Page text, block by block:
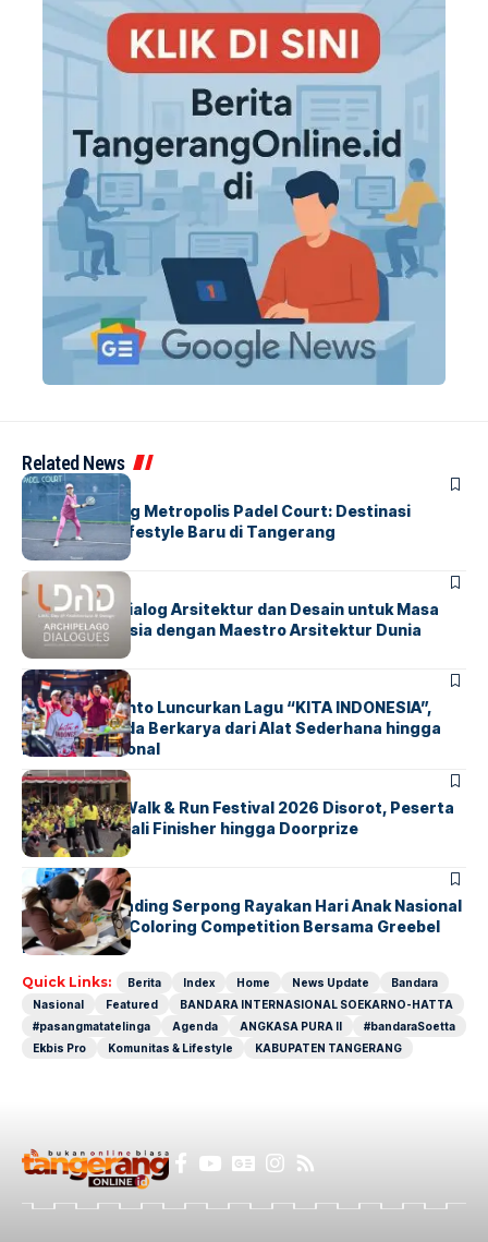
Related News
BERITAHOME
Grand Opening Metropolis Padel Court: Destinasi
Olahraga & Lifestyle Baru di Tangerang
BERITAHOME
LDAD 2026: Dialog Arsitektur dan Desain untuk Masa
Depan Indonesia dengan Maestro Arsitektur Dunia
BERITAINDEX
Marissa Sutanto Luncurkan Lagu “KITA INDONESIA”,
Ajak Anak Muda Berkarya dari Alat Sederhana hingga
Musik Tradisional
BERITAINDEX
Tangsel Fun Walk & Run Festival 2026 Disorot, Peserta
Keluhkan Medali Finisher hingga Doorprize
BERITAINDEX
Atria Hotel Gading Serpong Rayakan Hari Anak Nasional
Lewat Family Coloring Competition Bersama Greebel
Indonesia
Quick Links: Berita Index Home News Update
Bandara
Nasional
Featured
BANDARA INTERNASIONAL SOEKARNO-HATTA
#pasangmatatelinga
Agenda ANGKASA PURA II
#bandaraSoetta
Ekbis Pro
Komunitas & Lifestyle KABUPATEN TANGERANG